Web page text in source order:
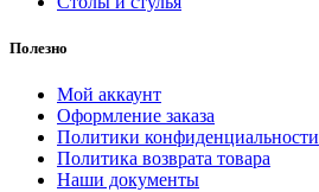
Полезно
Мой аккаунт
Оформление заказа
Политики конфиденциальности
Политика возврата товара
Наши документы